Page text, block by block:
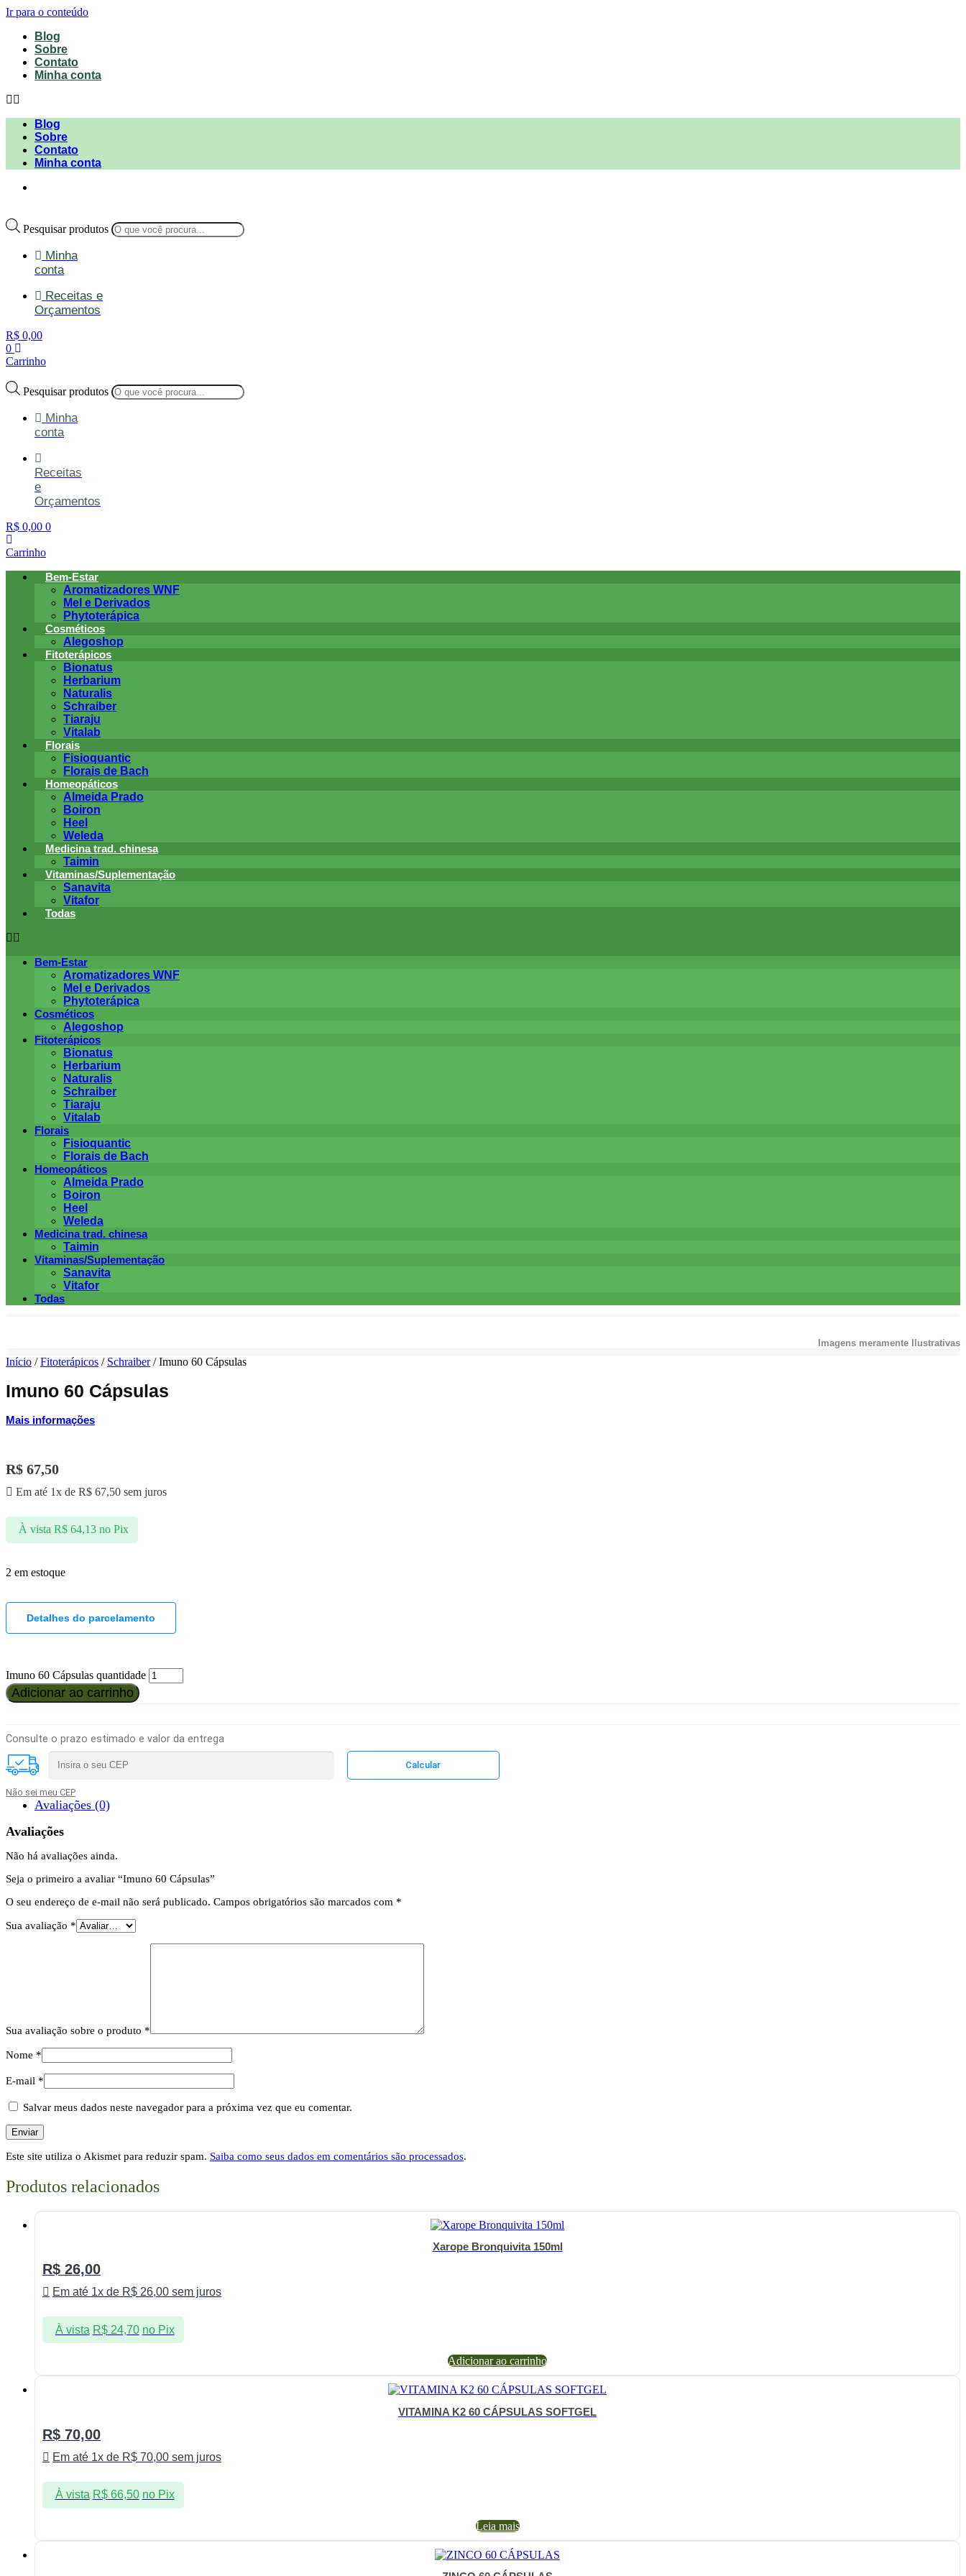
Ir para o conteúdo
Blog
Sobre
Contato
Minha conta
Blog
Sobre
Contato
Minha conta
Pesquisar produtos
Minha
conta
Receitas e
Orçamentos
R$ 0,00
0
Carrinho
Pesquisar produtos
Minha
conta
Receitas
e
Orçamentos
R$ 0,00 0
Carrinho
Bem-Estar
Aromatizadores WNF
Mel e Derivados
Phytoterápica
Cosméticos
Alegoshop
Fitoterápicos
Bionatus
Herbarium
Naturalis
Schraiber
Tiaraju
Vitalab
Florais
Fisioquantic
Florais de Bach
Homeopáticos
Almeida Prado
Boiron
Heel
Weleda
Medicina trad. chinesa
Taimin
Vitaminas/Suplementação
Sanavita
Vitafor
Todas
Bem-Estar
Aromatizadores WNF
Mel e Derivados
Phytoterápica
Cosméticos
Alegoshop
Fitoterápicos
Bionatus
Herbarium
Naturalis
Schraiber
Tiaraju
Vitalab
Florais
Fisioquantic
Florais de Bach
Homeopáticos
Almeida Prado
Boiron
Heel
Weleda
Medicina trad. chinesa
Taimin
Vitaminas/Suplementação
Sanavita
Vitafor
Todas
Imagens meramente Ilustrativas
Início /Fitoterápicos / Schraiber/ Imuno 60 Cápsulas
Imuno 60 Cápsulas
Mais informações
R$ 67,50
Em até 1x de R$ 67,50 sem juros
À vista R$64,13 no Pix
2 em estoque
Detalhes do parcelamento
Imuno 60 Cápsulas quantidade
Adicionar ao carrinho
Consulte o prazo estimado e valor da entrega
Não sei meu CEP
Avaliações (0)
Avaliações
Não há avaliações ainda.
Seja o primeiro a avaliar “Imuno 60 Cápsulas”
O seu endereço de e-mail não será publicado. Campos obrigatórios são marcados com *
Sua avaliação *
Sua avaliação sobre o produto *
Nome *
E-mail *
Salvar meus dados neste navegador para a próxima vez que eu comentar.
Este site utiliza o Akismet para reduzir spam. Saiba como seus dados em comentários são processados.
Produtos relacionados
Xarope Bronquivita 150ml
R$ 26,00
Em até 1x de R$ 26,00 sem juros
À vista R$24,70 no Pix
Adicionar ao carrinho
VITAMINA K2 60 CÁPSULAS SOFTGEL
R$ 70,00
Em até 1x de R$ 70,00 sem juros
À vista R$66,50 no Pix
Leia mais